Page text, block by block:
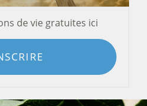
de vie gratuites ici